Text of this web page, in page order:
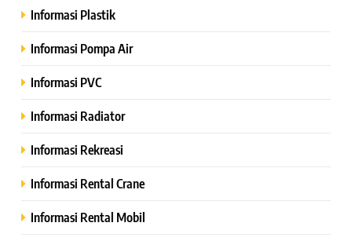
Informasi Plastik
Informasi Pompa Air
Informasi PVC
Informasi Radiator
Informasi Rekreasi
Informasi Rental Crane
Informasi Rental Mobil